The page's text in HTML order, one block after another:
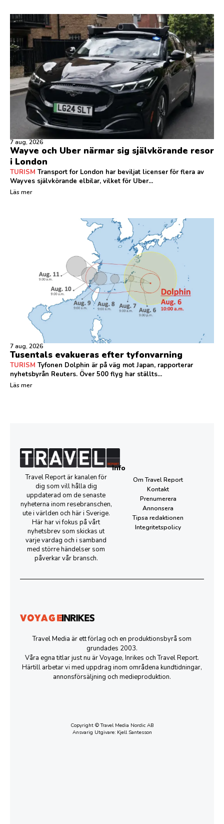
7 aug, 2026
Wayve och Uber närmar sig självkörande resor
i London
TURISM Transport for London har beviljat licenser för flera av
Wayves självkörande elbilar, vilket för Uber...
Läs mer
7 aug, 2026
Tusentals evakueras efter tyfonvarning
TURISM Tyfonen Dolphin är på väg mot Japan, rapporterar
nyhetsbyrån Reuters. Över 500 flyg har ställts...
Läs mer
Travel Report är kanalen för
dig som vill hålla dig
uppdaterad om de senaste
nyheterna inom resebranschen,
ute i världen och här i Sverige.
Här har vi fokus på vårt
nyhetsbrev som skickas ut
varje vardag och i samband
med större händelser som
påverkar vår bransch.
Info
Om Travel Report
Kontakt
Prenumerera
Annonsera
Tipsa redaktionen
Integritetspolicy
Travel Media är ett förlag och en produktionsbyrå som
grundades 2003.
Våra egna titlar just nu är Voyage, Inrikes och Travel Report.
Härtill arbetar vi med uppdrag inom områdena kundtidningar,
annonsförsäljning och medieproduktion.
Copyright © Travel Media Nordic AB
Ansvarig Utgivare: Kjell Santesson